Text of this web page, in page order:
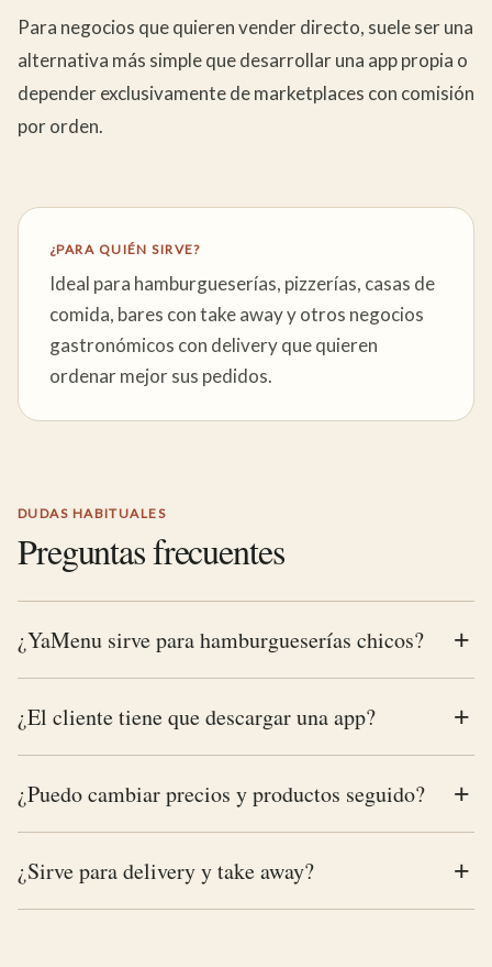
Para negocios que quieren vender directo, suele ser una
alternativa más simple que desarrollar una app propia o
depender exclusivamente de marketplaces con comisión
por orden.
¿PARA QUIÉN SIRVE?
Ideal para hamburgueserías, pizzerías, casas de
comida, bares con take away y otros negocios
gastronómicos con delivery que quieren
ordenar mejor sus pedidos.
DUDAS HABITUALES
Preguntas frecuentes
¿YaMenu sirve para hamburgueserías chicos?
¿El cliente tiene que descargar una app?
¿Puedo cambiar precios y productos seguido?
¿Sirve para delivery y take away?